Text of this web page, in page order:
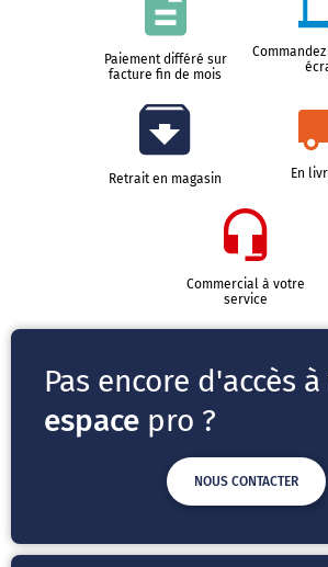
Paiement différé sur
facture fin de mois
Retrait en magasin En
Commercial à votre
service
Pas encore d'accès
espace pro ?
NOUS CONTACTER